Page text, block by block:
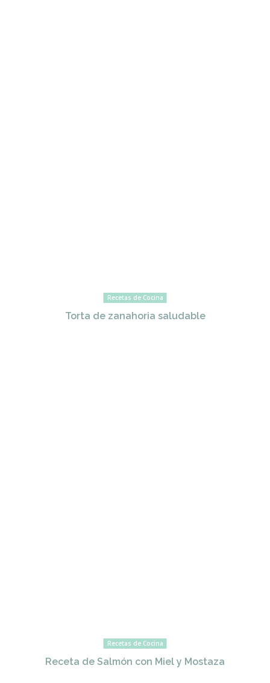
Recetas de Cocina
Torta de zanahoria saludable
Recetas de Cocina
Receta de Salmón con Miel y Mostaza